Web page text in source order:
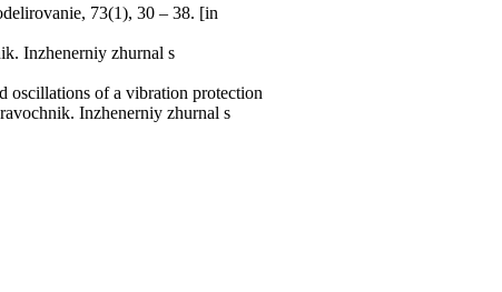
73(1), 30 – 38. [in
Inzhenerniy zhurnal s
oscillations of a vibration protection
Inzhenerniy zhurnal s